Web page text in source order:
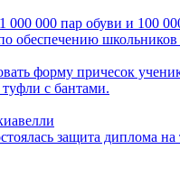
000 000 пар обуви и 100
обеспечению
форму причесок
с бантами.
защита диплома